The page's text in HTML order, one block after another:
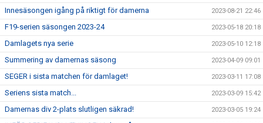
Innesäsongen igång på riktigt för damerna 2023-08-21 22:46
F19-serien säsongen 2023-24 2023-05-18 20:18
Damlagets nya serie 2023-05-10 12:18
Summering av damernas säsong 2023-04-09 09:01
SEGER i sista matchen för damlaget! 2023-03-11 17:08
Seriens sista match... 2023-03-09 15:42
Damernas div 2-plats slutligen säkrad! 2023-03-05 19:24